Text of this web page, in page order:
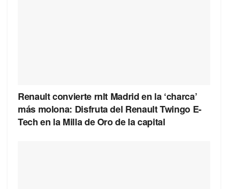
Renault convierte rnlt Madrid en la ‘charca’
más molona: Disfruta del Renault Twingo E-
Tech en la Milla de Oro de la capital